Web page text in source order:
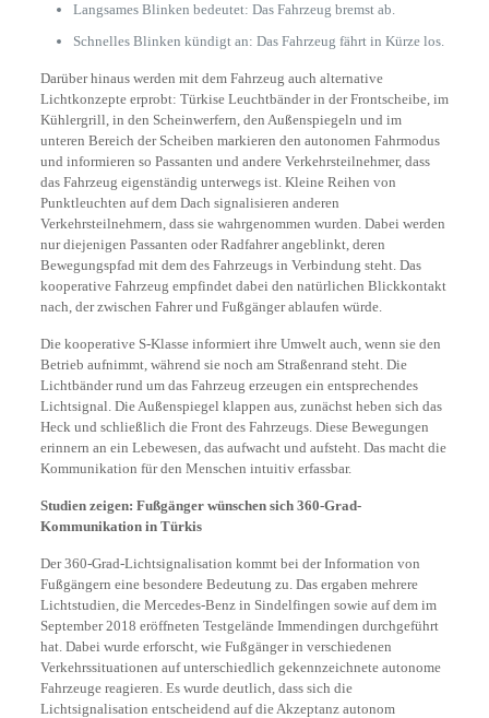
Langsames Blinken bedeutet: Das Fahrzeug bremst ab.
Schnelles Blinken kündigt an: Das Fahrzeug fährt in Kürze los.
Darüber hinaus werden mit dem Fahrzeug auch alternative
Lichtkonzepte erprobt: Türkise Leuchtbänder in der Frontscheibe, im
Kühlergrill, in den Scheinwerfern, den Außenspiegeln und im
unteren Bereich der Scheiben markieren den autonomen Fahrmodus
und informieren so Passanten und andere Verkehrsteilnehmer, dass
das Fahrzeug eigenständig unterwegs ist. Kleine Reihen von
Punktleuchten auf dem Dach signalisieren anderen
Verkehrsteilnehmern, dass sie wahrgenommen wurden. Dabei werden
nur diejenigen Passanten oder Radfahrer angeblinkt, deren
Bewegungspfad mit dem des Fahrzeugs in Verbindung steht. Das
kooperative Fahrzeug empfindet dabei den natürlichen Blickkontakt
nach, der zwischen Fahrer und Fußgänger ablaufen würde.
Die kooperative S-Klasse informiert ihre Umwelt auch, wenn sie den
Betrieb aufnimmt, während sie noch am Straßenrand steht. Die
Lichtbänder rund um das Fahrzeug erzeugen ein entsprechendes
Lichtsignal. Die Außenspiegel klappen aus, zunächst heben sich das
Heck und schließlich die Front des Fahrzeugs. Diese Bewegungen
erinnern an ein Lebewesen, das aufwacht und aufsteht. Das macht die
Kommunikation für den Menschen intuitiv erfassbar.
Studien zeigen: Fußgänger wünschen sich 360-Grad-
Kommunikation in Türkis
Der 360-Grad-Lichtsignalisation kommt bei der Information von
Fußgängern eine besondere Bedeutung zu. Das ergaben mehrere
Lichtstudien, die Mercedes-Benz in Sindelfingen sowie auf dem im
September 2018 eröffneten Testgelände Immendingen durchgeführt
hat. Dabei wurde erforscht, wie Fußgänger in verschiedenen
Verkehrssituationen auf unterschiedlich gekennzeichnete autonome
Fahrzeuge reagieren. Es wurde deutlich, dass sich die
Lichtsignalisation entscheidend auf die Akzeptanz autonom